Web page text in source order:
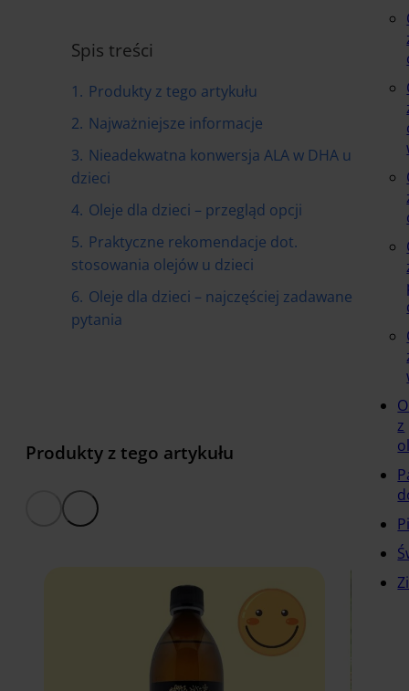
Spis treści
1. Produkty z tego artykułu
2. Najważniejsze informacje
3. Nieadekwatna konwersja ALA w DHA u
dzieci
4. Oleje dla dzieci – przegląd opcji
5. Praktyczne rekomendacje dot.
stosowania olejów u dzieci
6. Oleje dla dzieci – najczęściej zadawane
pytania
Produkty z tego artykułu
z